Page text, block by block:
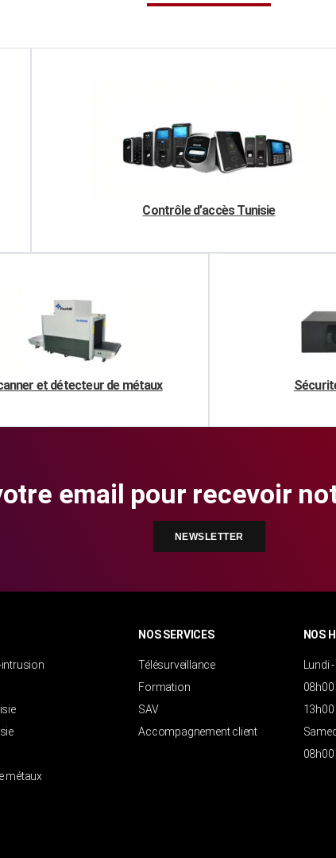
Contrôle d’accès Tunisie
et détecteur de métaux
email pour recevoir
NEWSLETTER
intrusion
métaux
NOS SERVICES
Télésurveillance
Formation
SAV
Accompagnement client
NOS
Lundi